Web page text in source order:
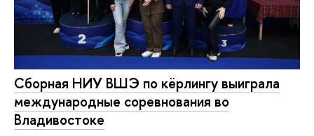
Сборная НИУ ВШЭ по кёрлингу выиграла
международные соревнования во
Владивостоке